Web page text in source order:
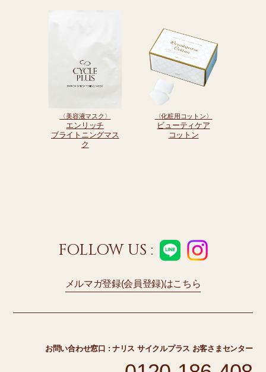
〈美容液マスク〉
エンリッチ
ブライトニングマス
ク
〈化粧用コットン〉
ビューティケア
コットン
FOLLOW US :
メルマガ登録(会員登録)はこちら
お問い合わせ窓口 : ナリス サイクルプラス お客さまセンター